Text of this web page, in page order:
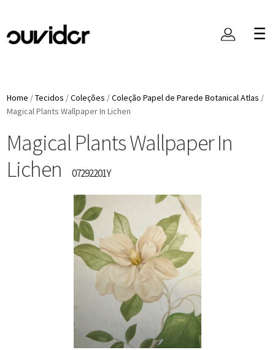
Home /Tecidos /Coleções /Coleção Papel de Parede Botanical Atlas /
Magical Plants Wallpaper In Lichen
Magical Plants Wallpaper In
Lichen
07292201Y